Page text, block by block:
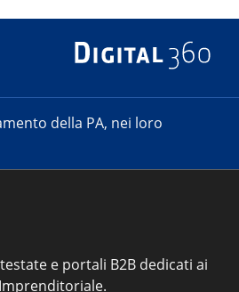
della PA, nei loro
e portali B2B dedicati ai